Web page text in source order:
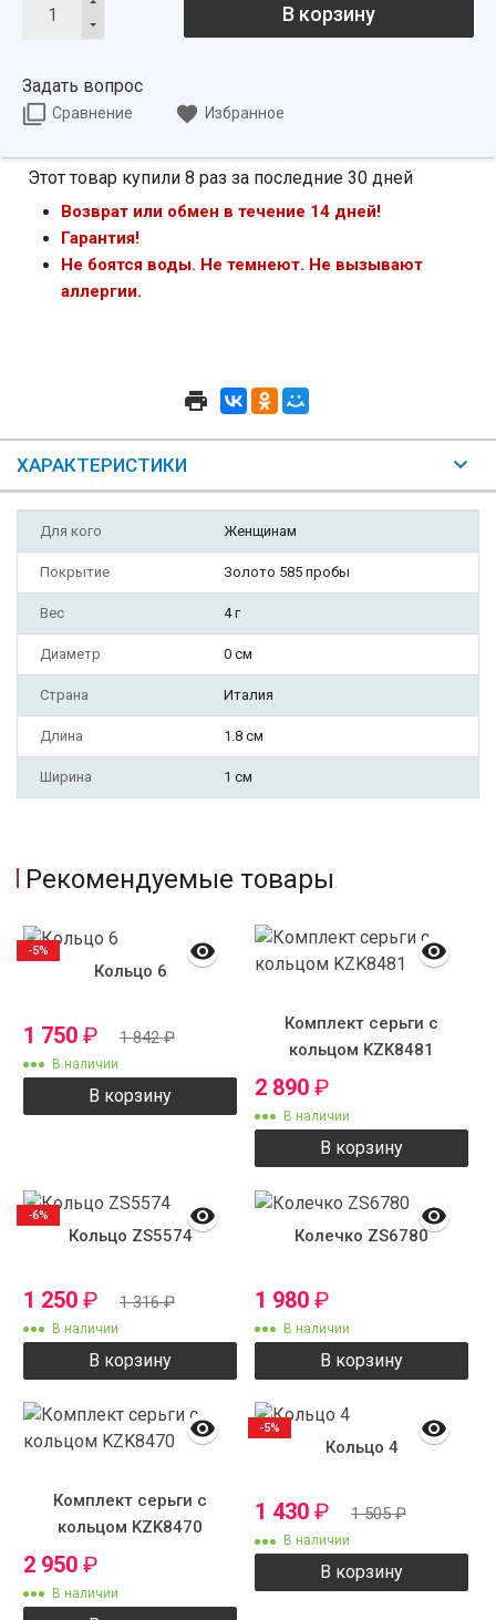
В корзину
Задать вопрос
Сравнение Избранное
Этот товар купили 8 раз за последние 30 дней
Возврат или обмен в течение 14 дней!
Гарантия!
Не боятся воды. Не темнеют. Не вызывают
аллергии.
ХАРАКТЕРИСТИКИ
Для кого Женщинам
Покрытие Золото 585 пробы
Вес 4 г
Диаметр 0 см
Страна Италия
Длина 1.8 см
Ширина 1 см
Рекомендуемые товары
Кольцо 6
1 750 ₽ 1 842₽
В наличии
В корзину
-5%
Комплект серьги с
кольцом KZK8481
2 890 ₽
В наличии
В корзину
Кольцо ZS5574
1 250 ₽ 1 316₽
В наличии
В корзину
-6%
Колечко ZS6780
1 980 ₽
В наличии
В корзину
Комплект серьги с
кольцом KZK8470
2 950 ₽
В наличии
Кольцо 4
1 430 ₽ 1 505₽
В наличии
В корзину
-5%